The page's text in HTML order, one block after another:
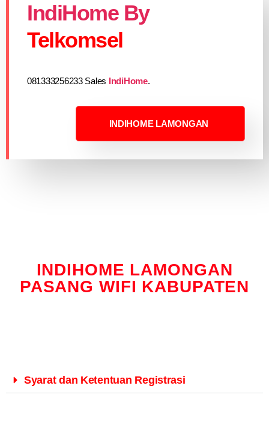
IndiHome By
Telkomsel
081333256233 Sales IndiHome.
INDIHOME LAMONGAN
INDIHOME LAMONGAN
PASANG WIFI KABUPATEN
Syarat dan Ketentuan Registrasi